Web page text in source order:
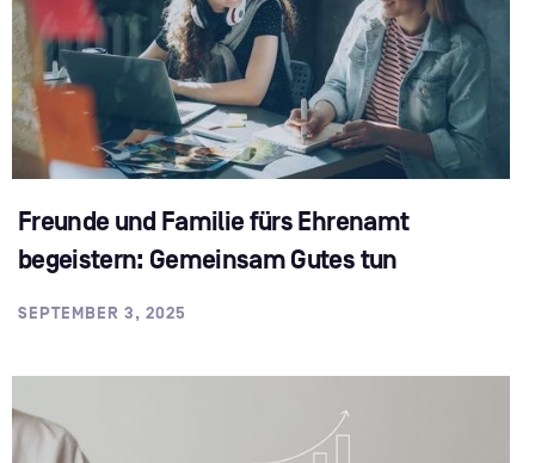
Freunde und Familie fürs Ehrenamt
begeistern: Gemeinsam Gutes tun
SEPTEMBER 3, 2025